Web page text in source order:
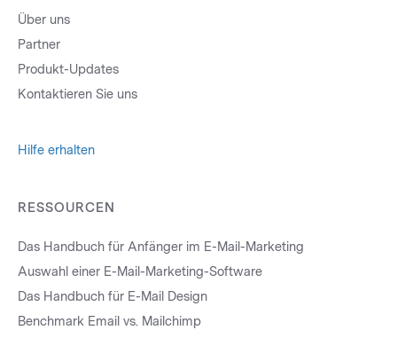
Über uns
Partner
Produkt-Updates
Kontaktieren Sie uns
Hilfe erhalten
RESSOURCEN
Das Handbuch für Anfänger im E-Mail-Marketing
Auswahl einer E-Mail-Marketing-Software
Das Handbuch für E-Mail Design
Benchmark Email vs. Mailchimp